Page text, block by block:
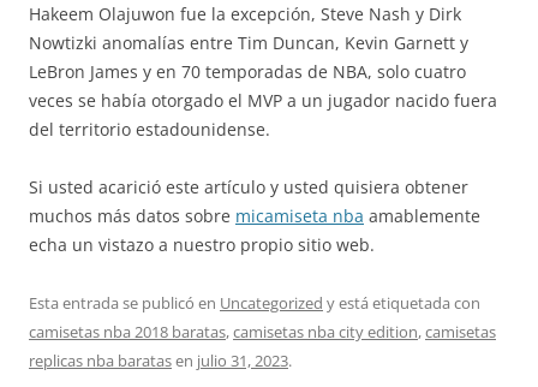
Hakeem Olajuwon fue la excepción, Steve Nash y Dirk
Nowtizki anomalías entre Tim Duncan, Kevin Garnett y
LeBron James y en 70 temporadas de NBA, solo cuatro
veces se había otorgado el MVP a un jugador nacido fuera
del territorio estadounidense.
Si usted acarició este artículo y usted quisiera obtener
muchos más datos sobre micamiseta nba amablemente
echa un vistazo a nuestro propio sitio web.
Esta entrada se publicó en Uncategorized y está etiquetada con
camisetas nba 2018 baratas,camisetas nba city edition,camisetas
replicas nba baratasen julio 31, 2023.